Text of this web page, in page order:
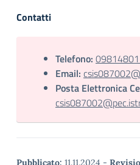
Contatti
Telefono:
Email:
Posta Elettronica
Pubblicato: 11.11.2024 -